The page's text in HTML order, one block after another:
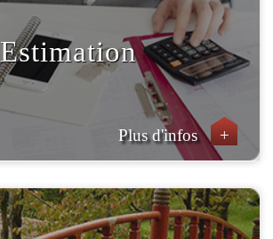
Estimation
Plus d'infos +